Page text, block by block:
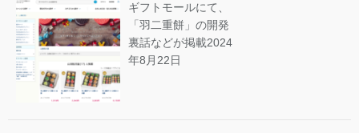
ギフトモールにて、
「羽二重餅」の開発
裏話などが掲載2024
年8月22日